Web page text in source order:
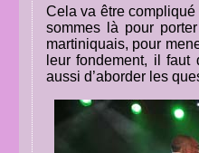
Cela va être
sommes là pour
martiniquais, pour
leur fondement, il
aussi d’aborder les